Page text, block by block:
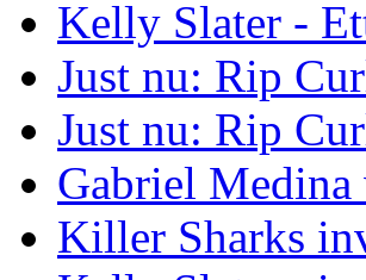
Kelly Slater -
Just nu: Rip
Just nu: Rip
Gabriel
Killer Sharks